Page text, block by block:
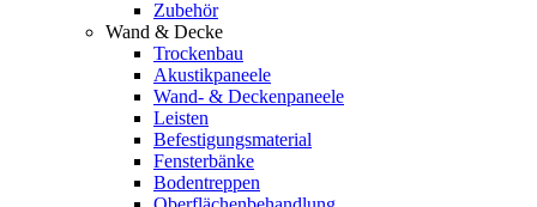
Zubehör
Wand & Decke
Trockenbau
Akustikpaneele
Wand- & Deckenpaneele
Leisten
Befestigungsmaterial
Fensterbänke
Bodentreppen